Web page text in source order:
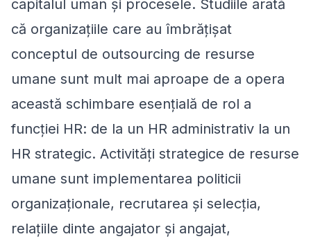
capitalul uman și procesele. Studiile arată
că organizațiile care au îmbrățișat
conceptul de outsourcing de resurse
umane sunt mult mai aproape de a opera
această schimbare esențială de rol a
funcției HR: de la un HR administrativ la un
HR strategic. Activități strategice de resurse
umane sunt implementarea politicii
organizaționale, recrutarea și selecția,
relațiile dinte angajator și angajat,